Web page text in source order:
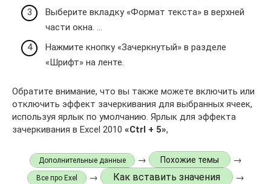
Выберите вкладку «Формат текста» в верхней
части окна. …
Нажмите кнопку «Зачеркнутый» в разделе
«Шрифт» на ленте.
Обратите внимание, что вы также можете включить или
отключить эффект зачеркивания для выбранных ячеек,
используя ярлык по умолчанию. Ярлык для эффекта
зачеркивания в Excel 2010 «Ctrl + 5»,
Дополнительные данные → Похожие темы →
Все про Exel → Как вставить значения →